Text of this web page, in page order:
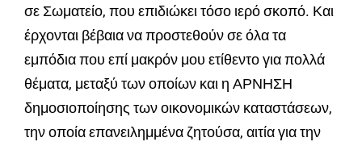
σε Σωματείο, που επιδιώκει τόσο ιερό σκοπό. Και
έρχονται βέβαια να προστεθούν σε όλα τα
εμπόδια που επί μακρόν μου ετίθεντο για πολλά
θέματα, μεταξύ των οποίων και η ΑΡΝΗΣΗ
δημοσιοποίησης των οικονομικών καταστάσεων,
την οποία επανειλημμένα ζητούσα, αιτία για την